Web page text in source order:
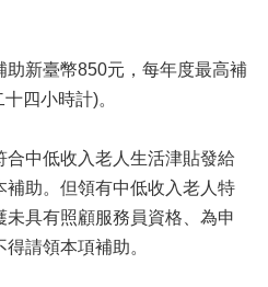
新臺幣850元，每年度最高補
四小時計)。
中低收入老人生活津貼發給
助。但領有中低收入老人特
具有照顧服務員資格、為申
請領本項補助。